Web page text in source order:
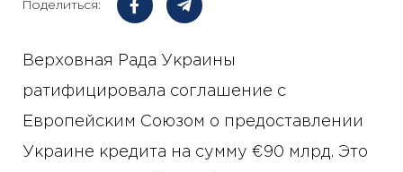
Поделиться:
Верховная Рада Украины
ратифицировала соглашение с
Европейским Союзом о предоставлении
Украине кредита на сумму €90 млрд. Это